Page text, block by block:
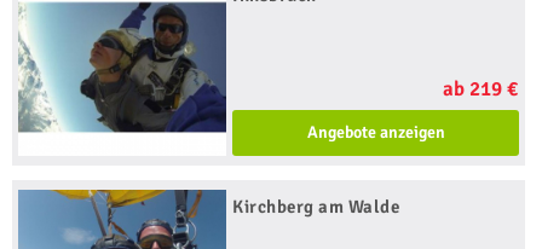
ab 219 €
Angebote anzeigen
Kirchberg am Walde